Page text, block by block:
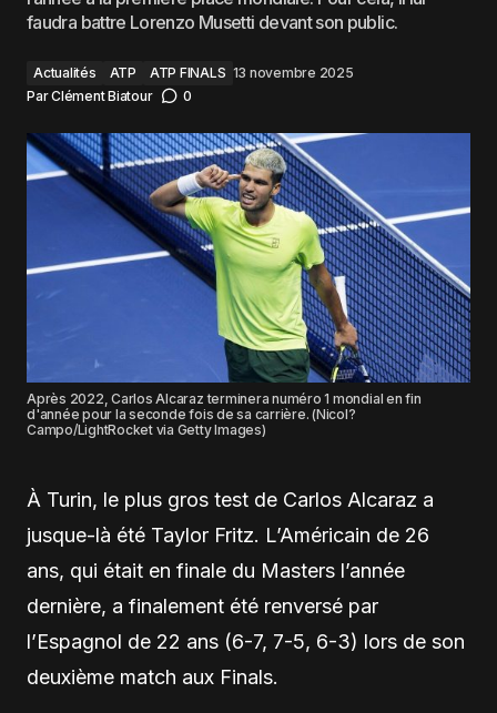
faudra battre Lorenzo Musetti devant son public.
Actualités ATP ATP FINALS 13 novembre 2025
ParClément Biatour 0
Après 2022, Carlos Alcaraz terminera numéro 1 mondial en fin
d'année pour la seconde fois de sa carrière. (Nicol?
Campo/LightRocket via Getty Images)
À Turin, le plus gros test de Carlos Alcaraz a
jusque-là été Taylor Fritz. L’Américain de 26
ans, qui était en finale du Masters l’année
dernière, a finalement été renversé par
l’Espagnol de 22 ans (6-7, 7-5, 6-3) lors de son
deuxième match aux Finals.